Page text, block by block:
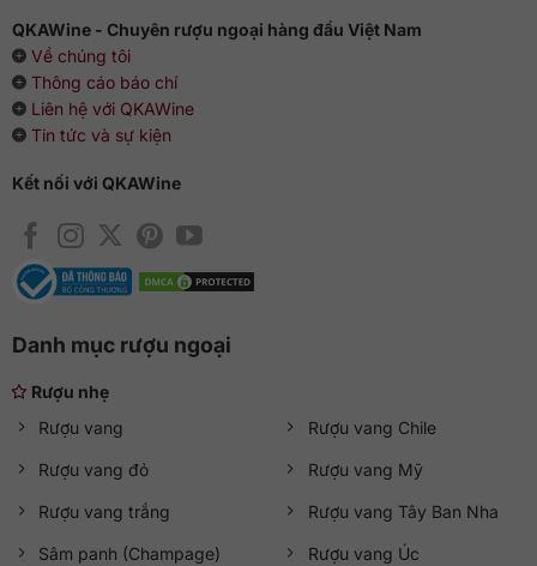
QKAWine - Chuyên rượu ngoại hàng đầu Việt Nam
Về chúng tôi
Thông cáo báo chí
Liên hệ với QKAWine
Tin tức và sự kiện
Kết nối với QKAWine
Danh mục rượu ngoại
Rượu nhẹ
Rượu vang
Rượu vang đỏ
Rượu vang trắng
Sâm panh (Champage)
Rượu vang Chile
Rượu vang Mỹ
Rượu vang Tây Ban Nha
Rượu vang Úc